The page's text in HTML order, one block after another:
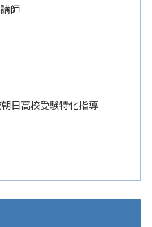
師
日高校受験特化指導